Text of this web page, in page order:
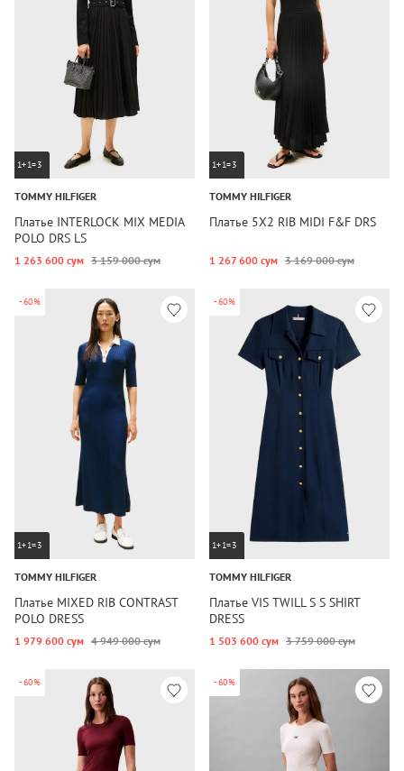
1+1=3
TOMMY HILFIGER
Платье INTERLOCK MIX MEDIA
POLO DRS LS
1 263 600 сум 3 159 000 сум
1+1=3
TOMMY HILFIGER
Платье 5X2 RIB MIDI F&F DRS
1 267 600 сум 3 169 000 сум
-60%
1+1=3
TOMMY HILFIGER
Платье MIXED RIB CONTRAST
POLO DRESS
1 979 600 сум 4 949 000 сум
-60%
1+1=3
TOMMY HILFIGER
Платье VIS TWILL S S SHIRT
DRESS
1 503 600 сум 3 759 000 сум
-60% -60%